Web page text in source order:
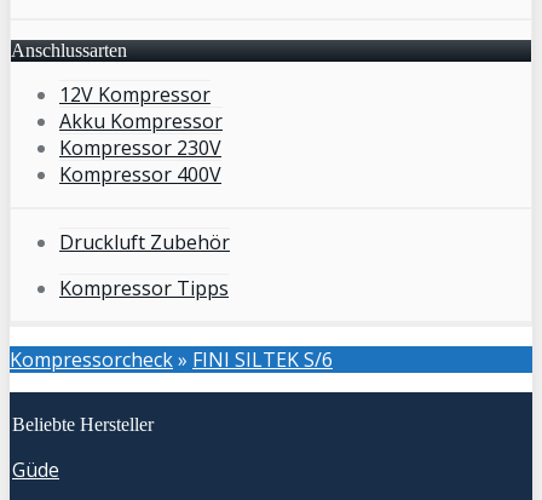
Anschlussarten
12V Kompressor
Akku Kompressor
Kompressor 230V
Kompressor 400V
Druckluft Zubehör
Kompressor Tipps
Kompressorcheck» FINI SILTEK S/6
Beliebte Hersteller
Güde